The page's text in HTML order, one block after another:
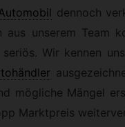
dennoch
aus unserem Team
Wir kennen
mögliche Mängel
Marktpreis